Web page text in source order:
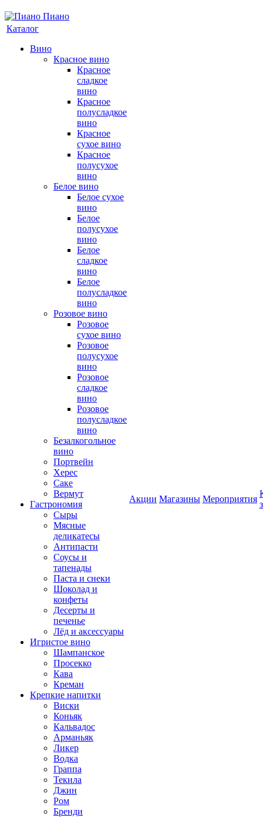
Каталог
Вино
Красное вино
Красное
сладкое
вино
Красное
полусладкое
вино
Красное
сухое вино
Красное
полусухое
вино
Белое вино
Белое сухое
вино
Белое
полусухое
вино
Белое
сладкое
вино
Белое
полусладкое
вино
Розовое вино
Розовое
сухое вино
Розовое
полусухое
вино
Розовое
сладкое
вино
Розовое
полусладкое
вино
Безалкогольное
вино
Портвейн
Херес
Саке
Вермут
Гастрономия
Сыры
Мясные
деликатесы
Антипасти
Соусы и
тапенады
Паста и снеки
Шоколад и
конфеты
Десерты и
печенье
Лёд и аксессуары
Игристое вино
Шампанское
Просекко
Кава
Креман
Крепкие напитки
Виски
Коньяк
Кальвадос
Арманьяк
Ликер
Водка
Граппа
Текила
Джин
Ром
Бренди
Акции Магазины Мероприятия